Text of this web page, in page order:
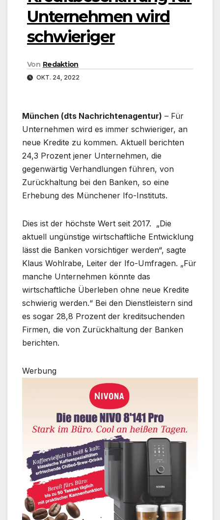
Unternehmen wird
schwieriger
Von Redaktion
OKT. 24, 2022
München (dts Nachrichtenagentur) – Für
Unternehmen wird es immer schwieriger, an
neue Kredite zu kommen. Aktuell berichten
24,3 Prozent jener Unternehmen, die
gegenwärtig Verhandlungen führen, von
Zurückhaltung bei den Banken, so eine
Erhebung des Münchener Ifo-Instituts.
Dies ist der höchste Wert seit 2017. „Die
aktuell ungünstige wirtschaftliche Entwicklung
lässt die Banken vorsichtiger werden“, sagte
Klaus Wohlrabe, Leiter der Ifo-Umfragen. „Für
manche Unternehmen könnte das
wirtschaftliche Überleben ohne neue Kredite
schwierig werden.“ Bei den Dienstleistern sind
es sogar 28,8 Prozent der kreditsuchenden
Firmen, die von Zurückhaltung der Banken
berichten.
Werbung